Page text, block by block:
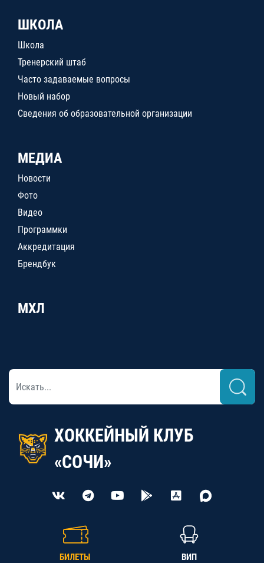
ШКОЛА
Школа
Тренерский штаб
Часто задаваемые вопросы
Новый набор
Сведения об образовательной организации
МЕДИА
Новости
Фото
Видео
Программки
Аккредитация
Брендбук
МХЛ
ХОККЕЙНЫЙ КЛУБ
«СОЧИ»
БИЛЕТЫ ВИП